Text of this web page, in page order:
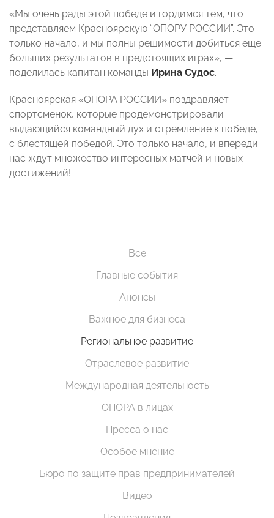
«Мы очень рады этой победе и гордимся тем, что
представляем Красноярскую “ОПОРУ РОССИИ”. Это
только начало, и мы полны решимости добиться еще
больших результатов в предстоящих играх», —
поделилась капитан команды Ирина Судос.
Красноярская «ОПОРА РОССИИ» поздравляет
спортсменок, которые продемонстрировали
выдающийся командный дух и стремление к победе,
с блестящей победой. Это только начало, и впереди
нас ждут множество интересных матчей и новых
достижений!
Все
Главные события
Анонсы
Важное для бизнеса
Региональное развитие
Отраслевое развитие
Международная деятельность
ОПОРА в лицах
Пресса о нас
Особое мнение
Бюро по защите прав предпринимателей
Видео